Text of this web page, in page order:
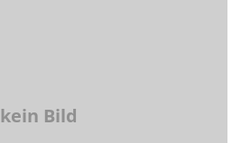
kein Bild